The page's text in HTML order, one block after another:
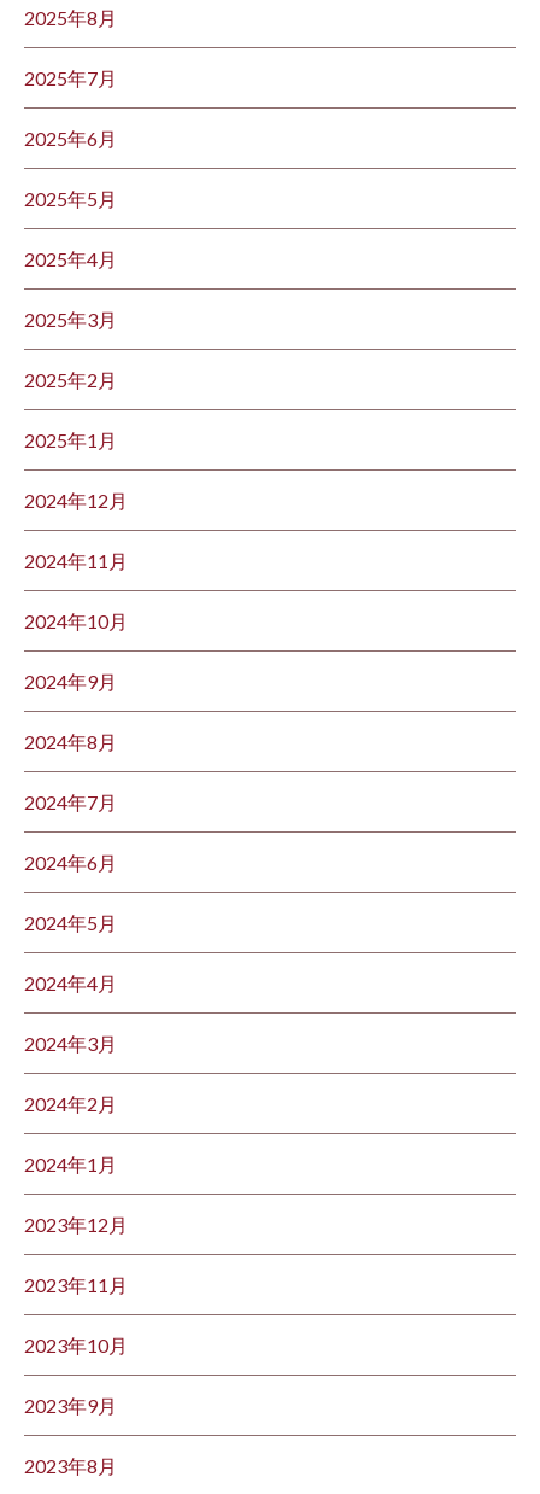
2025年8月
2025年7月
2025年6月
2025年5月
2025年4月
2025年3月
2025年2月
2025年1月
2024年12月
2024年11月
2024年10月
2024年9月
2024年8月
2024年7月
2024年6月
2024年5月
2024年4月
2024年3月
2024年2月
2024年1月
2023年12月
2023年11月
2023年10月
2023年9月
2023年8月